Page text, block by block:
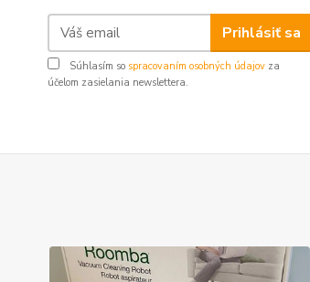
Prihlásiť sa
Súhlasím so spracovaním osobných údajov za
účelom zasielania newslettera.